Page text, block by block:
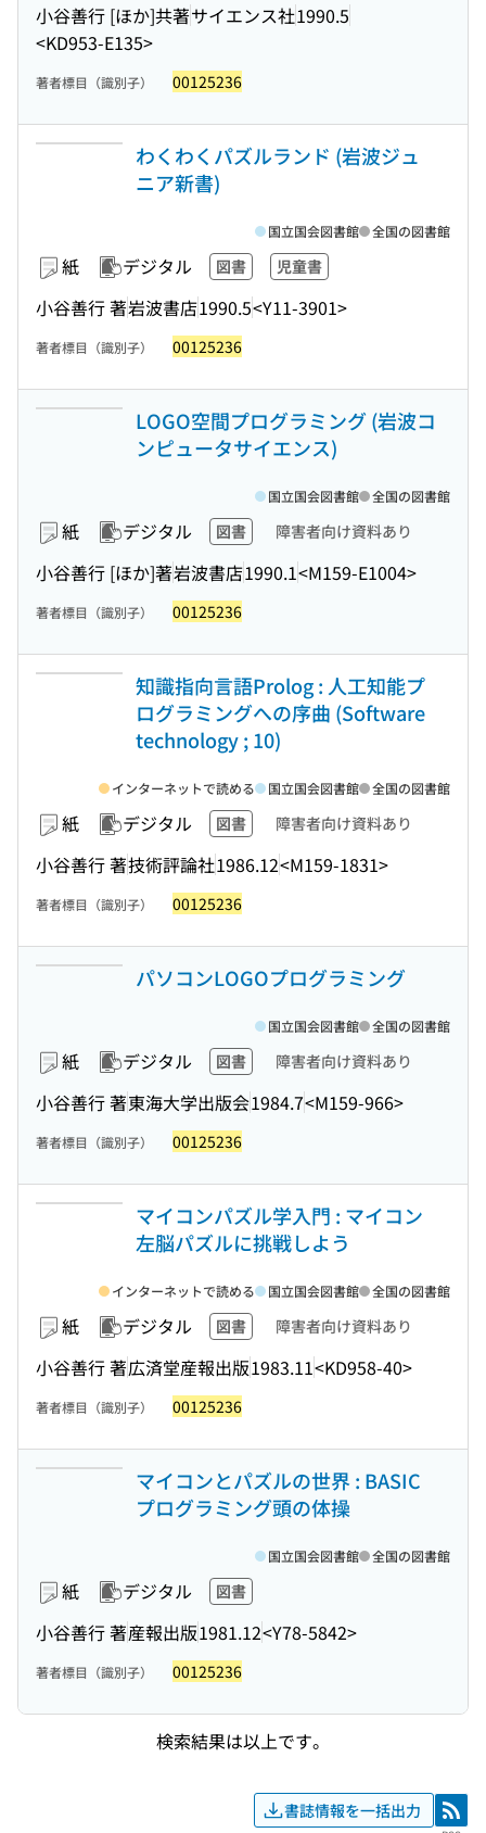
小谷善行 [ほか]共著サイエンス社1990.5
<KD953-E135>
著者標目（識別子） 00125236
わくわくパズルランド (岩波ジュ
ニア新書)
紙 デジタル 図書 児童書
小谷善行 著岩波書店1990.5<Y11-3901>
国立国会図書館 全国の図書館
著者標目（識別子） 00125236
LOGO空間プログラミング (岩波コ
ンピュータサイエンス)
紙 デジタル 図書 障害者向け資料あり
小谷善行 [ほか]著岩波書店1990.1<M159-E1004>
国立国会図書館 全国の図書館
著者標目（識別子） 00125236
知識指向言語Prolog : 人工知能プ
ログラミングへの序曲 (Software
technology ; 10)
紙 デジタル 図書 障害者向け資料あり
小谷善行 著技術評論社1986.12<M159-1831>
インターネットで読める 国立国会図書館 全国の図書館
著者標目（識別子） 00125236
パソコンLOGOプログラミング
紙 デジタル 図書 障害者向け資料あり
小谷善行 著東海大学出版会1984.7<M159-966>
国立国会図書館 全国の図書館
著者標目（識別子） 00125236
マイコンパズル学入門 : マイコン
左脳パズルに挑戦しよう
紙 デジタル 図書 障害者向け資料あり
小谷善行 著広済堂産報出版1983.11<KD958-40>
インターネットで読める 国立国会図書館 全国の図書館
著者標目（識別子） 00125236
マイコンとパズルの世界 : BASIC
プログラミング頭の体操
紙 デジタル 図書
小谷善行 著産報出版1981.12<Y78-5842>
国立国会図書館 全国の図書館
著者標目（識別子） 00125236
検索結果は以上です。
書誌情報を一括出力 RSS